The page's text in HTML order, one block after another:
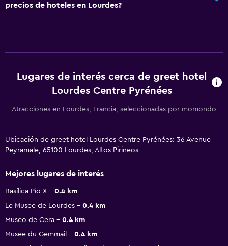
precios de hoteles en Lourdes?
Lugares de interés cerca de greet hotel
Lourdes Centre Pyrénées
Atracciones en Lourdes, Francia, seleccionadas por momondo
Ubicación de greet hotel Lourdes Centre Pyrénées: 36 Avenue
Peyramale, 65100 Lourdes, Altos Pirineos
Mejores lugares de interés
Basílica Pío X
0.4 km
Le Musee de Lourdes
0.4 km
Museo de Cera
0.4 km
Musee du Gemmail
0.4 km